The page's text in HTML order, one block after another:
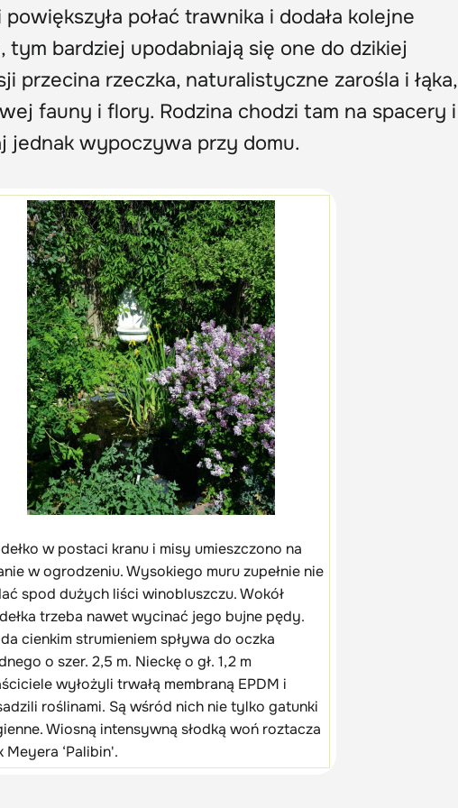
połać trawnika i dodała kolejne
tym bardziej upodabniają się one do dzikiej
przecina rzeczka, naturalistyczne zarośla i łąka,
fauny i flory. Rodzina chodzi tam na spacery i
jednak wypoczywa przy domu.
w postaci kranu i misy umieszczono na
w ogrodzeniu. Wysokiego muru zupełnie nie
spod dużych liści winobluszczu. Wokół
trzeba nawet wycinać jego bujne pędy.
cienkim strumieniem spływa do oczka
o szer. 2,5 m. Nieckę o gł. 1,2 m
wyłożyli trwałą membraną EPDM i
roślinami. Są wśród nich nie tylko gatunki
Wiosną intensywną słodką woń roztacza
Meyera ‘Palibin'.